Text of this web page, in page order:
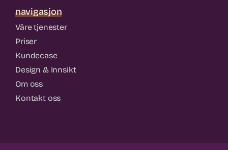
navigasjon
Våre tjenester
Priser
Kundecase
Design & Innsikt
Om oss
Kontakt oss